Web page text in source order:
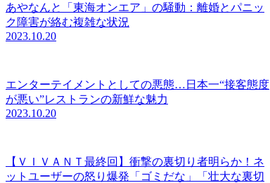
あやなんと「東海オンエア」の騒動：離婚とパニッ
ク障害が絡む複雑な状況
2023.10.20
エンターテイメントとしての悪態…日本一“接客態度
が悪い”レストランの新鮮な魅力
2023.10.20
【ＶＩＶＡＮＴ最終回】衝撃の裏切り者明らか！ネ
ットユーザーの怒り爆発「ゴミだな」「壮大な裏切